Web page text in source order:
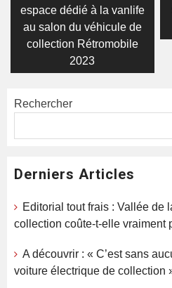
de
l’article
post:
espace dédié à la vanlife
au salon du véhicule de
collection Rétromobile
2023
Rechercher
Derniers Articles
Editorial tout frais : Vallée de
collection coûte-t-elle vraiment
A découvrir : « C’est sans
voiture électrique de collection